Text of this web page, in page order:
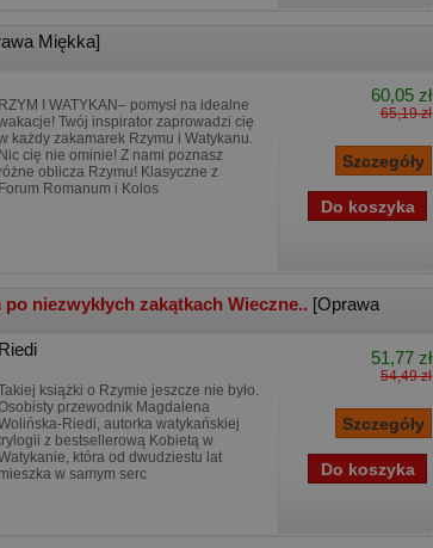
Miękka]
RZYM I WATYKAN– pomysł na idealne
Twój inspirator zaprowadzi cię
każdy zakamarek Rzymu i Watykanu.
Nic cię nie ominie! Z nami poznasz
różne oblicza Rzymu! Klasyczne z
Forum Romanum i Kolos
60,05 zł
65,19 zł
niezwykłych zakątkach Wieczne.. [Oprawa
książki o Rzymie jeszcze nie było.
przewodnik Magdalena
Riedi, autorka watykańskiej
z bestsellerową Kobietą w
która od dwudziestu lat
mieszka w samym serc
51,77 zł
54,49 zł